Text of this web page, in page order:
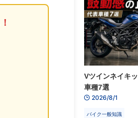
Vツインネイキ
車種7選
2026/8/1
バイク一般知識